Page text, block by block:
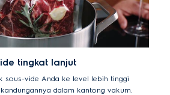
tingkat lanjut
sous-vide Anda ke level lebih tinggi
dalam kantong vakum.